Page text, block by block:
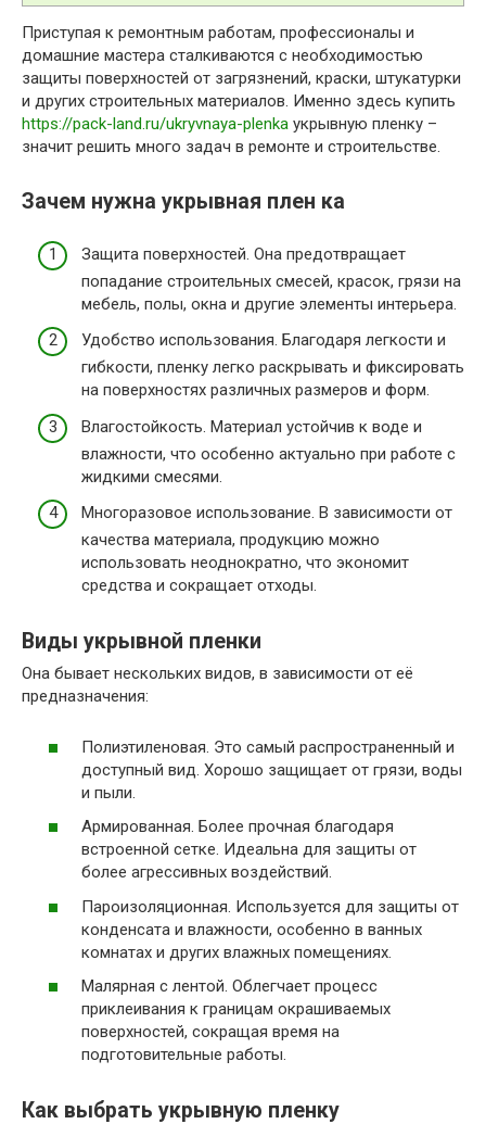
Приступая к ремонтным работам, профессионалы и
домашние мастера сталкиваются с необходимостью
защиты поверхностей от загрязнений, краски, штукатурки
и других строительных материалов. Именно здесь купить
https://pack-land.ru/ukryvnaya-plenka укрывную пленку –
значит решить много задач в ремонте и строительстве.
Зачем нужна укрывная плен ка
Защита поверхностей. Она предотвращает
попадание строительных смесей, красок, грязи на
мебель, полы, окна и другие элементы интерьера.
Удобство использования. Благодаря легкости и
гибкости, пленку легко раскрывать и фиксировать
на поверхностях различных размеров и форм.
Влагостойкость. Материал устойчив к воде и
влажности, что особенно актуально при работе с
жидкими смесями.
Многоразовое использование. В зависимости от
качества материала, продукцию можно
использовать неоднократно, что экономит
средства и сокращает отходы.
Виды укрывной пленки
Она бывает нескольких видов, в зависимости от её
предназначения:
Полиэтиленовая. Это самый распространенный и
доступный вид. Хорошо защищает от грязи, воды
и пыли.
Армированная. Более прочная благодаря
встроенной сетке. Идеальна для защиты от
более агрессивных воздействий.
Пароизоляционная. Используется для защиты от
конденсата и влажности, особенно в ванных
комнатах и других влажных помещениях.
Малярная с лентой. Облегчает процесс
приклеивания к границам окрашиваемых
поверхностей, сокращая время на
подготовительные работы.
Как выбрать укрывную пленку